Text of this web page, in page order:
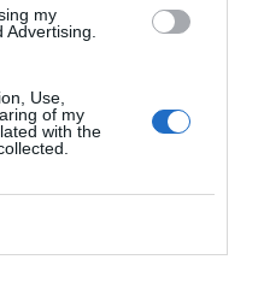
my
Use,
of my
with the
formulado una solución eficaz e
la grasa localizada de